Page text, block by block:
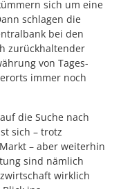
sich um eine
schlagen die
bei den
zurückhaltender
von Tages-
immer noch
die Suche nach
sich – trotz
– aber weiterhin
sind nämlich
wirklich